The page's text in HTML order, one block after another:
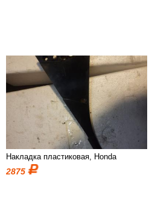
Накладка пластиковая, Honda
2875